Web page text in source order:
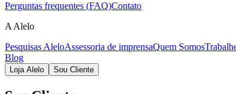
Perguntas frequentes (FAQ)Contato
A Alelo
Pesquisas AleloAssessoria de imprensaQuem Somos
Blog
Loja Alelo Sou Cliente